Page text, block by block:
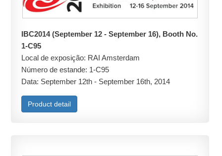
IBC2014 (September 12 - September 16), Booth No.
1-C95
Local de exposição: RAI Amsterdam
Número de estande: 1-C95
Data: September 12th - September 16th, 2014
Product detail